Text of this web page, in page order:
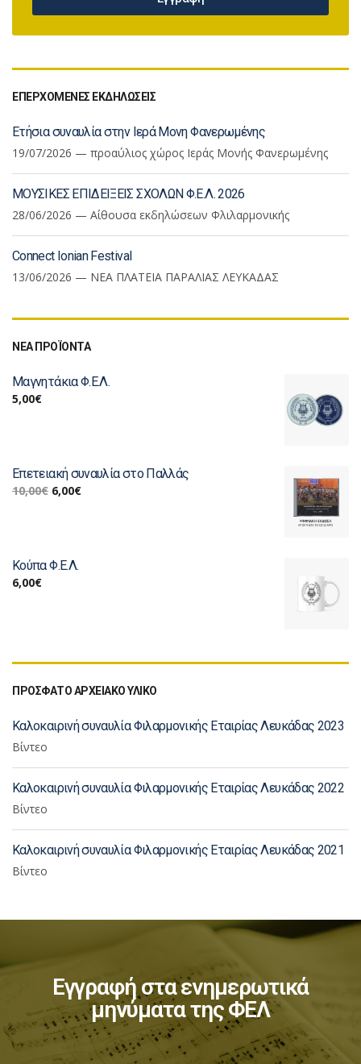
ΕΠΕΡΧΟΜΕΝΕΣ ΕΚΔΗΛΩΣΕΙΣ
Ετήσια συναυλία στην Ιερά Μονη Φανερωμένης
19/07/2026 — προαύλιος χώρος Ιεράς Μονής Φανερωμένης
ΜΟΥΣΙΚΕΣ ΕΠΙΔΕΙΞΕΙΣ ΣΧΟΛΩΝ Φ.Ε.Λ. 2026
28/06/2026 — Αίθουσα εκδηλώσεων Φλιλαρμονικής
Connect Ionian Festival
13/06/2026 — ΝΕΑ ΠΛΑΤΕΙΑ ΠΑΡΑΛΙΑΣ ΛΕΥΚΑΔΑΣ
ΝΕΑ ΠΡΟΪΟΝΤΑ
Μαγνητάκια Φ.Ε.Λ.
5,00€
Επετειακή συναυλία στο Παλλάς
10,00€ 6,00€
Κούπα Φ.Ε.Λ.
6,00€
ΠΡΟΣΦΑΤΟ ΑΡΧΕΙΑΚΟ ΥΛΙΚΟ
Καλοκαιρινή συναυλία Φιλαρμονικής Εταιρίας Λευκάδας 2023
Βίντεο
Καλοκαιρινή συναυλία Φιλαρμονικής Εταιρίας Λευκάδας 2022
Βίντεο
Καλοκαιρινή συναυλία Φιλαρμονικής Εταιρίας Λευκάδας 2021
Βίντεο
Εγγραφή στα ενημερωτικά
μηνύματα της ΦΕΛ